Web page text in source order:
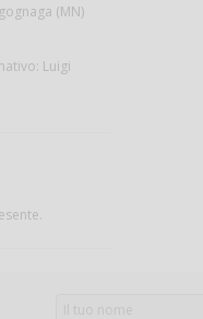
(MN)
Luigi